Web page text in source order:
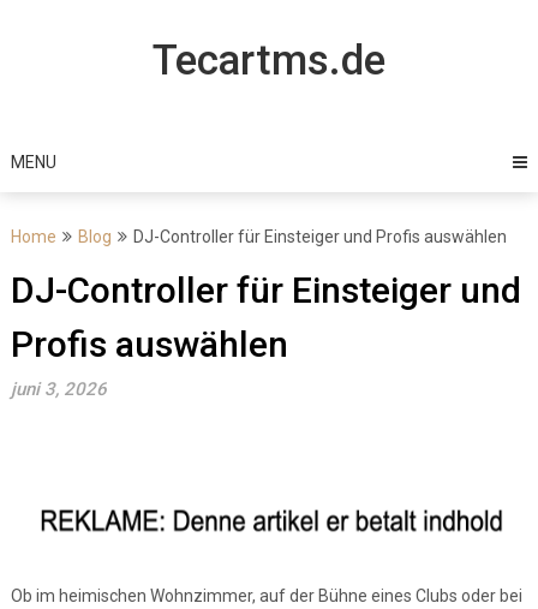
Tecartms.de
MENU
Home Blog DJ-Controller für Einsteiger und Profis auswählen
DJ-Controller für Einsteiger und
Profis auswählen
juni 3, 2026
Ob im heimischen Wohnzimmer, auf der Bühne eines Clubs oder bei